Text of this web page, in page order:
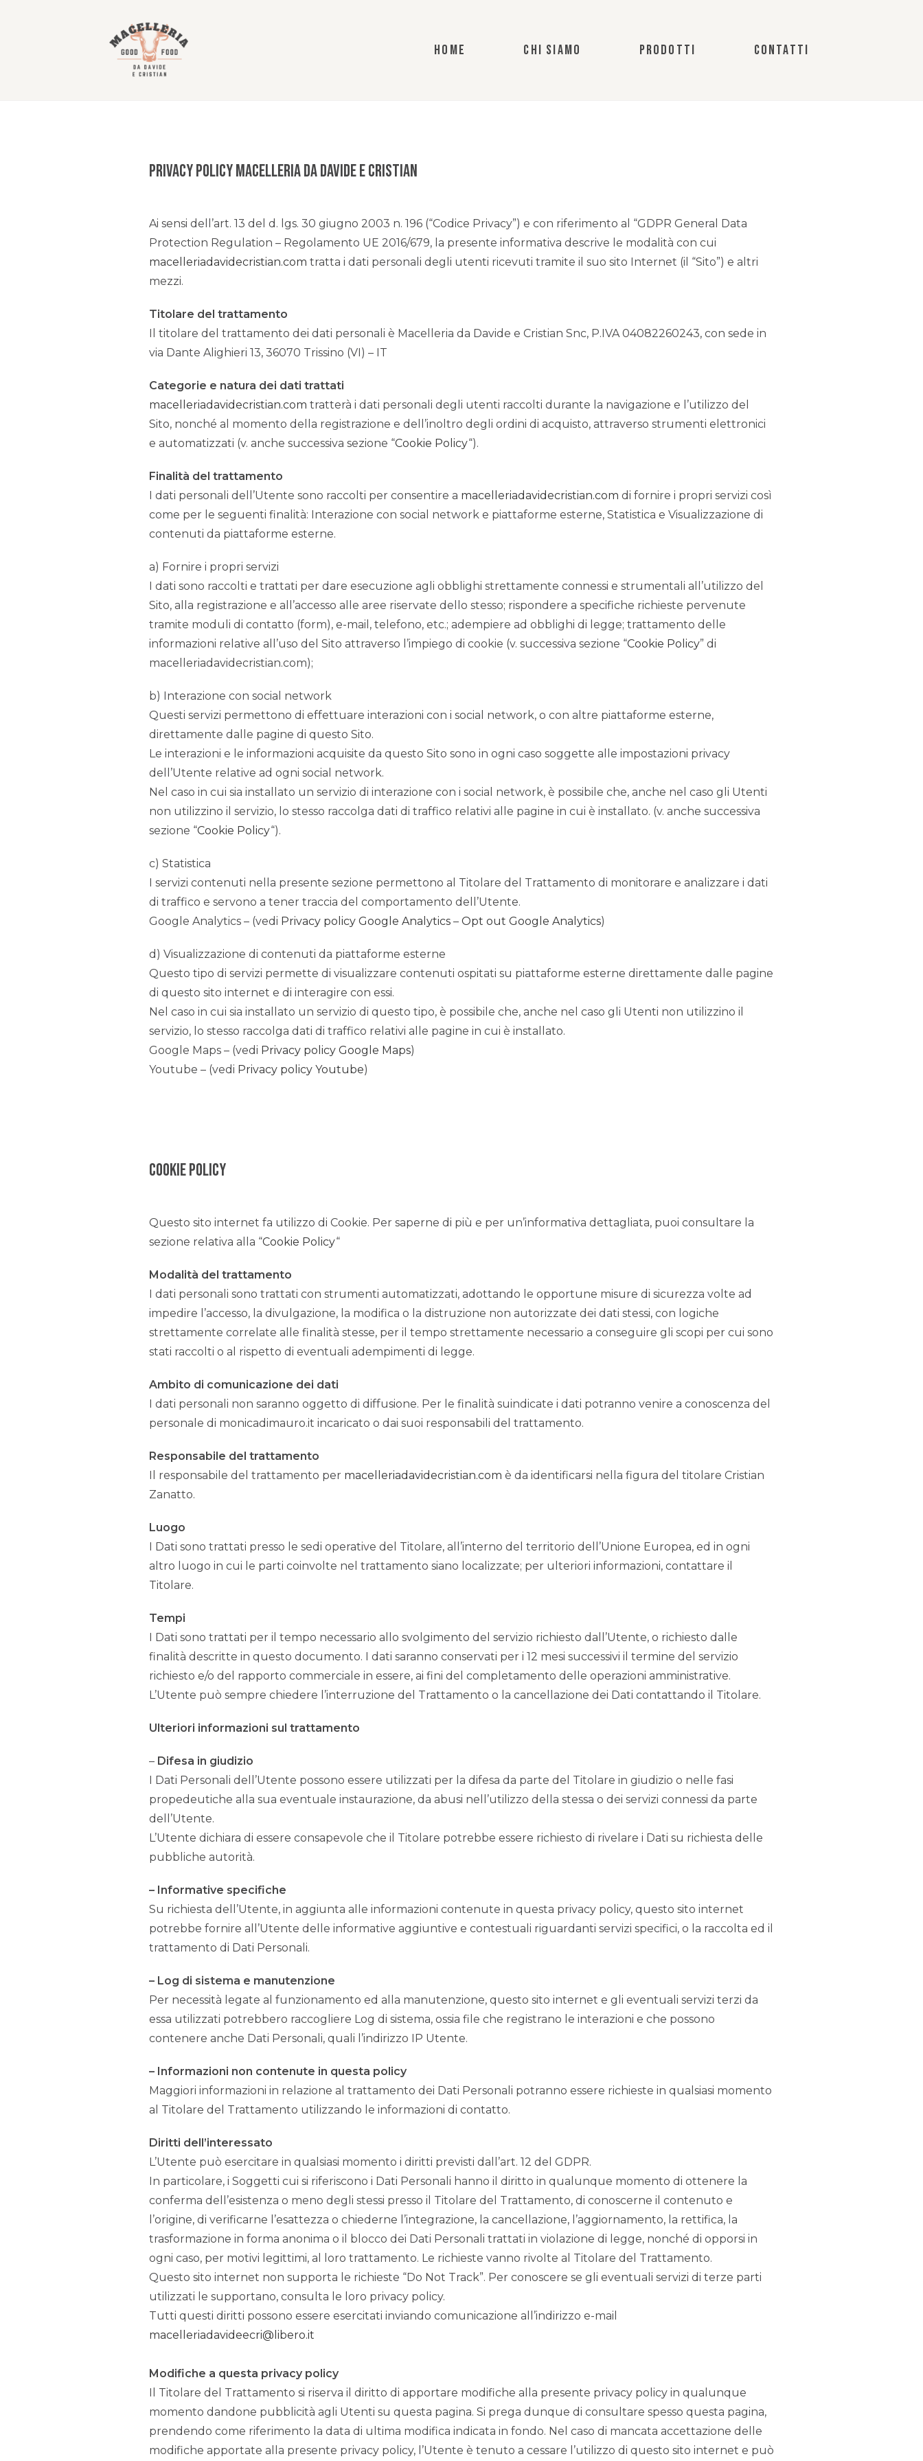
HOME CHI SIAMO PRODOTTI CONTATTI
privacy policy Macelleria da Davide e Cristian
Ai sensi dell’art. 13 del d. lgs. 30 giugno 2003 n. 196 (“Codice Privacy”) e con riferimento al “GDPR General Data
Protection Regulation – Regolamento UE 2016/679, la presente informativa descrive le modalità con cui
macelleriadavidecristian.com tratta i dati personali degli utenti ricevuti tramite il suo sito Internet (il “Sito”) e altri
mezzi.
Titolare del trattamento
Il titolare del trattamento dei dati personali è Macelleria da Davide e Cristian Snc, P.IVA 04082260243, con sede in
via Dante Alighieri 13, 36070 Trissino (VI) – IT
Categorie e natura dei dati trattati
macelleriadavidecristian.com tratterà i dati personali degli utenti raccolti durante la navigazione e l’utilizzo del
Sito, nonché al momento della registrazione e dell’inoltro degli ordini di acquisto, attraverso strumenti elettronici
e automatizzati (v. anche successiva sezione “Cookie Policy“).
Finalità del trattamento
I dati personali dell’Utente sono raccolti per consentire a macelleriadavidecristian.com di fornire i propri servizi così
come per le seguenti finalità: Interazione con social network e piattaforme esterne, Statistica e Visualizzazione di
contenuti da piattaforme esterne.
a) Fornire i propri servizi
I dati sono raccolti e trattati per dare esecuzione agli obblighi strettamente connessi e strumentali all’utilizzo del
Sito, alla registrazione e all’accesso alle aree riservate dello stesso; rispondere a specifiche richieste pervenute
tramite moduli di contatto (form), e-mail, telefono, etc.; adempiere ad obblighi di legge; trattamento delle
informazioni relative all’uso del Sito attraverso l’impiego di cookie (v. successiva sezione “Cookie Policy” di
macelleriadavidecristian.com);
b) Interazione con social network
Questi servizi permettono di effettuare interazioni con i social network, o con altre piattaforme esterne,
direttamente dalle pagine di questo Sito.
Le interazioni e le informazioni acquisite da questo Sito sono in ogni caso soggette alle impostazioni privacy
dell’Utente relative ad ogni social network.
Nel caso in cui sia installato un servizio di interazione con i social network, è possibile che, anche nel caso gli Utenti
non utilizzino il servizio, lo stesso raccolga dati di traffico relativi alle pagine in cui è installato. (v. anche successiva
sezione “Cookie Policy“).
c) Statistica
I servizi contenuti nella presente sezione permettono al Titolare del Trattamento di monitorare e analizzare i dati
di traffico e servono a tener traccia del comportamento dell’Utente.
Google Analytics – (vedi Privacy policy Google Analytics – Opt out Google Analytics)
d) Visualizzazione di contenuti da piattaforme esterne
Questo tipo di servizi permette di visualizzare contenuti ospitati su piattaforme esterne direttamente dalle pagine
di questo sito internet e di interagire con essi.
Nel caso in cui sia installato un servizio di questo tipo, è possibile che, anche nel caso gli Utenti non utilizzino il
servizio, lo stesso raccolga dati di traffico relativi alle pagine in cui è installato.
Google Maps – (vedi Privacy policy Google Maps)
Youtube – (vedi Privacy policy Youtube)
Cookie policy
Questo sito internet fa utilizzo di Cookie. Per saperne di più e per un’informativa dettagliata, puoi consultare la
sezione relativa alla “Cookie Policy“
Modalità del trattamento
I dati personali sono trattati con strumenti automatizzati, adottando le opportune misure di sicurezza volte ad
impedire l’accesso, la divulgazione, la modifica o la distruzione non autorizzate dei dati stessi, con logiche
strettamente correlate alle finalità stesse, per il tempo strettamente necessario a conseguire gli scopi per cui sono
stati raccolti o al rispetto di eventuali adempimenti di legge.
Ambito di comunicazione dei dati
I dati personali non saranno oggetto di diffusione. Per le finalità suindicate i dati potranno venire a conoscenza del
personale di monicadimauro.it incaricato o dai suoi responsabili del trattamento.
Responsabile del trattamento
Il responsabile del trattamento per macelleriadavidecristian.com è da identificarsi nella figura del titolare Cristian
Zanatto.
Luogo
I Dati sono trattati presso le sedi operative del Titolare, all’interno del territorio dell’Unione Europea, ed in ogni
altro luogo in cui le parti coinvolte nel trattamento siano localizzate; per ulteriori informazioni, contattare il
Titolare.
Tempi
I Dati sono trattati per il tempo necessario allo svolgimento del servizio richiesto dall’Utente, o richiesto dalle
finalità descritte in questo documento. I dati saranno conservati per i 12 mesi successivi il termine del servizio
richiesto e/o del rapporto commerciale in essere, ai fini del completamento delle operazioni amministrative.
L’Utente può sempre chiedere l’interruzione del Trattamento o la cancellazione dei Dati contattando il Titolare.
Ulteriori informazioni sul trattamento
– Difesa in giudizio
I Dati Personali dell’Utente possono essere utilizzati per la difesa da parte del Titolare in giudizio o nelle fasi
propedeutiche alla sua eventuale instaurazione, da abusi nell’utilizzo della stessa o dei servizi connessi da parte
dell’Utente.
L’Utente dichiara di essere consapevole che il Titolare potrebbe essere richiesto di rivelare i Dati su richiesta delle
pubbliche autorità.
– Informative specifiche
Su richiesta dell’Utente, in aggiunta alle informazioni contenute in questa privacy policy, questo sito internet
potrebbe fornire all’Utente delle informative aggiuntive e contestuali riguardanti servizi specifici, o la raccolta ed il
trattamento di Dati Personali.
– Log di sistema e manutenzione
Per necessità legate al funzionamento ed alla manutenzione, questo sito internet e gli eventuali servizi terzi da
essa utilizzati potrebbero raccogliere Log di sistema, ossia file che registrano le interazioni e che possono
contenere anche Dati Personali, quali l’indirizzo IP Utente.
– Informazioni non contenute in questa policy
Maggiori informazioni in relazione al trattamento dei Dati Personali potranno essere richieste in qualsiasi momento
al Titolare del Trattamento utilizzando le informazioni di contatto.
Diritti dell’interessato
L’Utente può esercitare in qualsiasi momento i diritti previsti dall’art. 12 del GDPR.
In particolare, i Soggetti cui si riferiscono i Dati Personali hanno il diritto in qualunque momento di ottenere la
conferma dell’esistenza o meno degli stessi presso il Titolare del Trattamento, di conoscerne il contenuto e
l’origine, di verificarne l’esattezza o chiederne l’integrazione, la cancellazione, l’aggiornamento, la rettifica, la
trasformazione in forma anonima o il blocco dei Dati Personali trattati in violazione di legge, nonché di opporsi in
ogni caso, per motivi legittimi, al loro trattamento. Le richieste vanno rivolte al Titolare del Trattamento.
Questo sito internet non supporta le richieste “Do Not Track”. Per conoscere se gli eventuali servizi di terze parti
utilizzati le supportano, consulta le loro privacy policy.
Tutti questi diritti possono essere esercitati inviando comunicazione all’indirizzo e-mail
macelleriadavideecri@libero.it
Modifiche a questa privacy policy
Il Titolare del Trattamento si riserva il diritto di apportare modifiche alla presente privacy policy in qualunque
momento dandone pubblicità agli Utenti su questa pagina. Si prega dunque di consultare spesso questa pagina,
prendendo come riferimento la data di ultima modifica indicata in fondo. Nel caso di mancata accettazione delle
modifiche apportate alla presente privacy policy, l’Utente è tenuto a cessare l’utilizzo di questo sito internet e può